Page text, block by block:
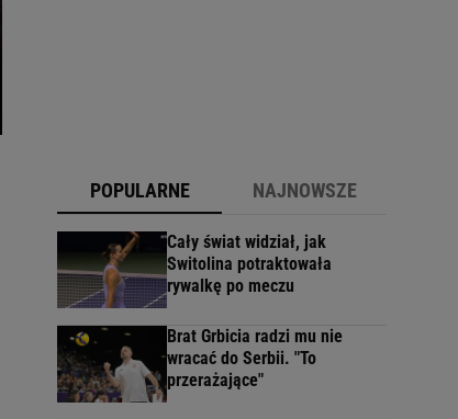
POPULARNE NAJNOWSZE
Cały świat widział, jak
Switolina potraktowała
rywalkę po meczu
Brat Grbicia radzi mu nie
wracać do Serbii. "To
przerażające"